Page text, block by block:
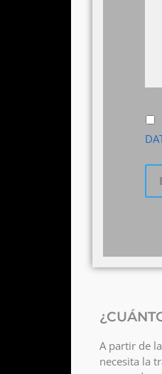
A partir de
necesita la